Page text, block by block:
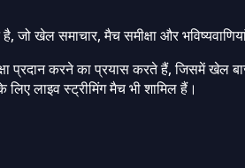
जो खेल समाचार, मैच समीक्षा और
प्रदान करने का प्रयास करते हैं, जिसमें खेल
लाइव स्ट्रीमिंग मैच भी शामिल हैं।